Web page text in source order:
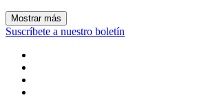
Mostrar más
Suscríbete a nuestro boletín